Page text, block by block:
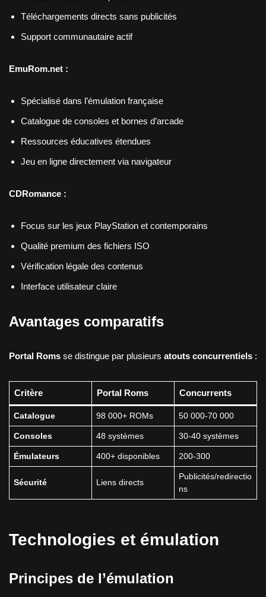
Téléchargements directs sans publicités
Support communautaire actif
EmuRom.net :
Spécialisé dans l’émulation française
Catalogue de consoles et bornes d’arcade
Ressources éducatives étendues
Jeu en ligne directement via navigateur
CDRomance :
Focus sur les jeux PlayStation et contemporains
Qualité premium des fichiers ISO
Vérification légale des contenus
Interface utilisateur claire
Avantages comparatifs
Portal Roms se distingue par plusieurs atouts concurrentiels :
Critère Portal Roms Concurrents
Catalogue 98 000+ ROMs 50 000-70 000
Consoles 48 systèmes 30-40 systèmes
Émulateurs 400+ disponibles 200-300
Sécurité Liens directs
Publicités/redirectio
ns
Technologies et émulation
Principes de l’émulation